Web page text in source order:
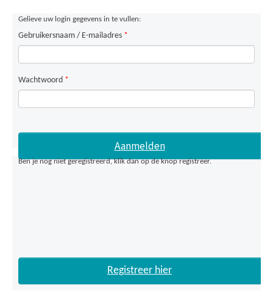
Gelieve uw login gegevens in te vullen:
Gebruikersnaam / E-mailadres *
Wachtwoord *
Ben je nog niet geregistreerd, klik dan op de knop registreer.
Registreer hier